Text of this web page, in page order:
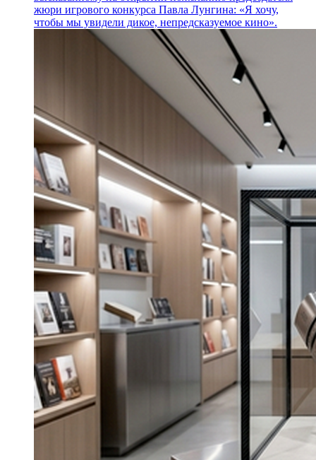
жюри игрового конкурса Павла Лунгина: «Я хочу,
чтобы мы увидели дикое, непредсказуемое кино».